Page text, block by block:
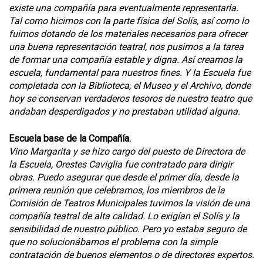
existe una compañía para eventualmente representarla.
Tal como hicimos con la parte física del Solís, así como lo
fuimos dotando de los materiales necesarios para ofrecer
una buena representación teatral, nos pusimos a la tarea
de formar una compañía estable y digna. Así creamos la
escuela, fundamental para nuestros fines. Y la Escuela fue
completada con la Biblioteca, el Museo y el Archivo, donde
hoy se conservan verdaderos tesoros de nuestro teatro que
andaban desperdigados y no prestaban utilidad alguna.
Escuela base de la Compañía.
Vino Margarita y se hizo cargo del puesto de Directora de
la Escuela, Orestes Caviglia fue contratado para dirigir
obras. Puedo asegurar que desde el primer día, desde la
primera reunión que celebramos, los miembros de la
Comisión de Teatros Municipales tuvimos la visión de una
compañía teatral de alta calidad. Lo exigían el Solís y la
sensibilidad de nuestro público. Pero yo estaba seguro de
que no solucionábamos el problema con la simple
contratación de buenos elementos o de directores expertos.